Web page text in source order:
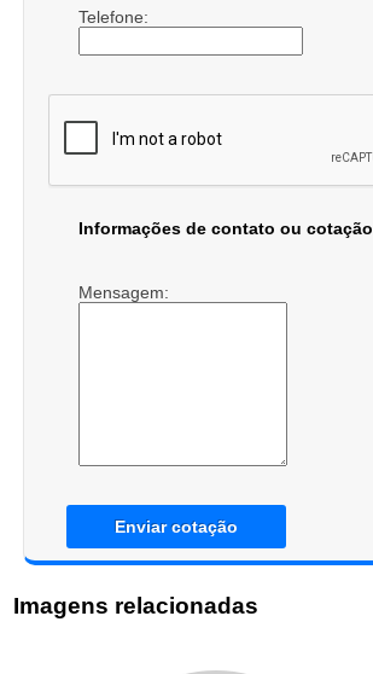
Telefone:
Informações de contato ou cotação
Mensagem:
Enviar cotação
Imagens relacionadas